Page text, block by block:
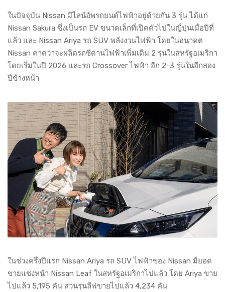
ในปัจจุบัน Nissan มีไลน์อัพรถยนต์ไฟฟ้าอยู่ด้วยกัน 3 รุ่น ได้แก่
Nissan Sakura ซึ่งเป็นรถ EV ขนาดเล็กที่เปิดตัวไปในญี่ปุ่นเมื่อปีที่
แล้ว และ Nissan Ariya รถ SUV พลังงานไฟฟ้า โดยในอนาคต
Nissan คาดว่าจะผลิตรถซีดานไฟฟ้าเพิ่มเติม 2 รุ่นในสหรัฐอเมริกา
โดยเริ่มในปี 2026 และรถ Crossover ไฟฟ้า อีก 2-3 รุ่นในอีกสอง
ปีข้างหน้า
ในช่วงครึ่งปีแรก Nissan Ariya รถ SUV ไฟฟ้าของ Nissan มียอด
ขายแซงหน้า Nissan Leaf ในสหรัฐอเมริกาไปแล้ว โดย Ariya ขาย
ไปแล้ว 5,195 คัน ส่วนรุ่นลีฟขายไปแล้ว 4,234 คัน